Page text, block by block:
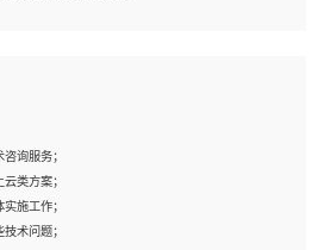
等常规深度学习框架，快速根据客户需求实现
如：Python，Java；
目实践，熟悉问答系统全流程开发者优先；
询服务；
类方案；
施工作；
术问题；